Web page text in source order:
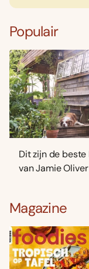
Populair
Dit zijn de
van Jamie Oliver
Magazine